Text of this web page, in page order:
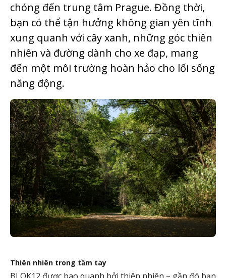
chóng đến trung tâm Prague. Đồng thời,
bạn có thể tận hưởng không gian yên tĩnh
xung quanh với cây xanh, những góc thiên
nhiên và đường dành cho xe đạp, mang
đến một môi trường hoàn hảo cho lối sống
năng động.
Thiên nhiên trong tầm tay